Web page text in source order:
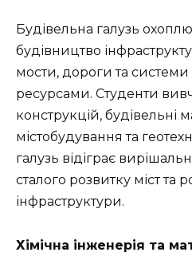
Будівельна галузь
будівництво
мости, дороги та
ресурсами. Студенти
конструкцій, будівельні
містобудування та
галузь відіграє
сталого розвитку міст та
інфраструктури.
Хімічна інженерія та